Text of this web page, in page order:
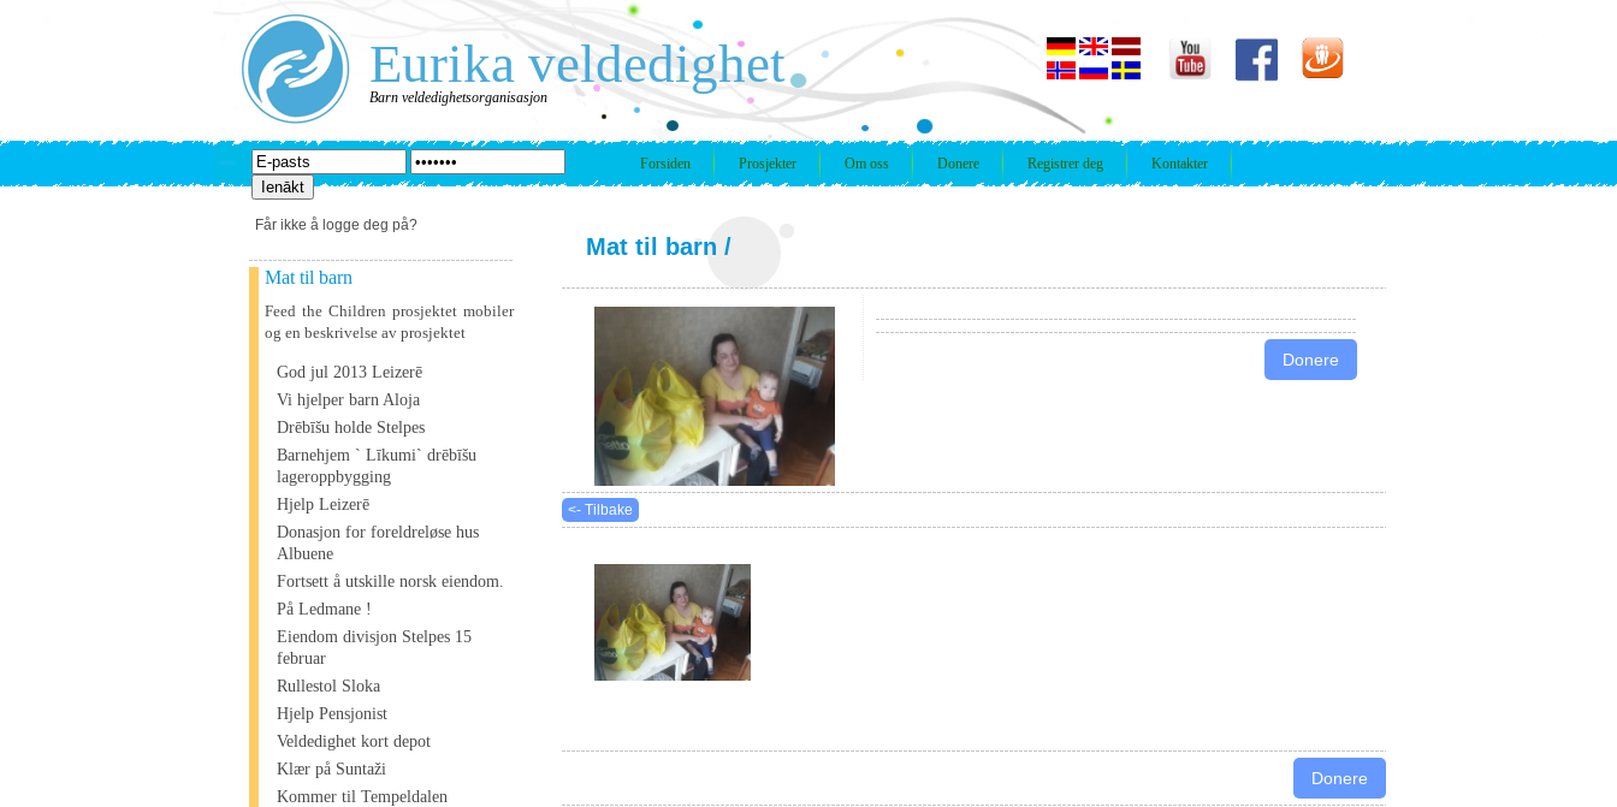
Eurika veldedighet
Barn veldedighetsorganisasjon
Forsiden Prosjekter Om oss Donere Registrer deg Kontakter
Får ikke å logge deg på?
Mat til barn
Feed the Children prosjektet mobiler
og en beskrivelse av prosjektet
God jul 2013 Leizerē
Vi hjelper barn Aloja
Drēbīšu holde Stelpes
Barnehjem ` Līkumi` drēbīšu
lageroppbygging
Hjelp Leizerē
Donasjon for foreldreløse hus
Albuene
Fortsett å utskille norsk eiendom.
På Ledmane !
Eiendom divisjon Stelpes 15
februar
Rullestol Sloka
Hjelp Pensjonist
Veldedighet kort depot
Klær på Suntaži
Kommer til Tempeldalen
Mat til barn /
<- Tilbake